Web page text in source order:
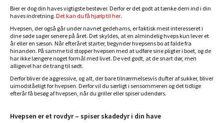
Bier er dog din haves vigtigste bestøver. Derfor er det godt at tænke dem ind i din
haves indretning. Det kan du få hjælp til her.
Hvepsen, der også går under navnet gedehams, er faktisk mest interesseret i
dine søde sager senere på året. Det skyldes, at en almindelig hveps kun lever et
år eller en sæson. Når efteråret starter, begynder hvepsens bo at falde fra
hinanden. På samme tid stopper hvepsen med at udføre sine pligter i boet, og de
har ikke længere noget formål med livet. De ved godt, at de snart dør, men
alligevel har de trang til sødt.
Derfor bliver de aggressive, og alt, der bare tilnærmelsesvis dufter af sukker, bliver
uimodståeligt for hvepsen. Derfor vil du særligt i sensommeren og det tidlige
efterår få besøg af hvepsen, når du griller eller spiser udendørs.
Hvepsen er et rovdyr – spiser skadedyr i din have